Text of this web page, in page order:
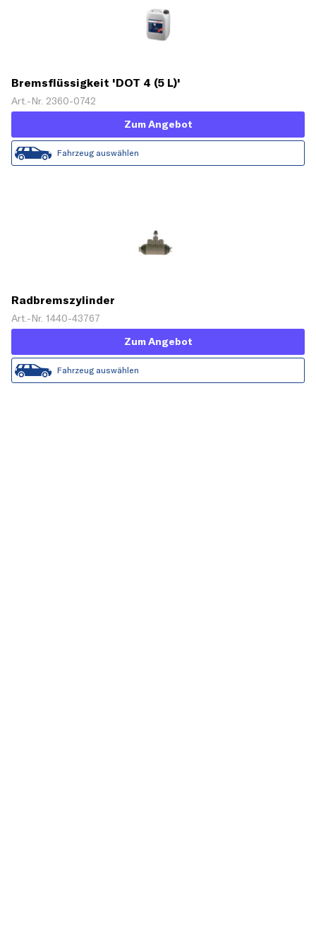
Bremsflüssigkeit 'DOT 4 (5 L)'
Art.-Nr. 2360-0742
Zum Angebot
Fahrzeug auswählen
Radbremszylinder
Art.-Nr. 1440-43767
Zum Angebot
Fahrzeug auswählen